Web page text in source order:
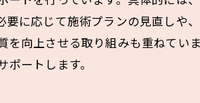
短時間で効果を出す秘
お子様と一緒に楽しむ
家事の合間にできる運
要に応じて施術プランの見直しや
を向上させる取り組みも重ねて
ートします。